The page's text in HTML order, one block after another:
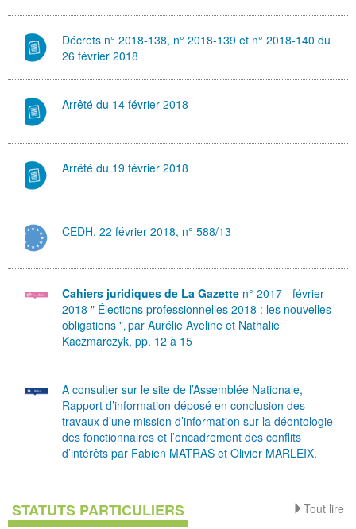
Décrets n° 2018-138, n° 2018-139 et n° 2018-140 du
26 février 2018
Arrêté du 14 février 2018
Arrêté du 19 février 2018
CEDH, 22 février 2018, n° 588/13
Cahiers juridiques de La Gazetten° 2017 - février
2018 " Élections professionnelles 2018 : les nouvelles
obligations ", par Aurélie Aveline et Nathalie
Kaczmarczyk, pp. 12 à 15
A consulter sur le site de l’Assemblée Nationale,
Rapport d’information déposé en conclusion des
travaux d’une mission d’information sur la déontologie
des fonctionnaires et l’encadrement des conflits
d’intérêtspar Fabien MATRAS et Olivier MARLEIX.
Tout lire
STATUTS PARTICULIERS